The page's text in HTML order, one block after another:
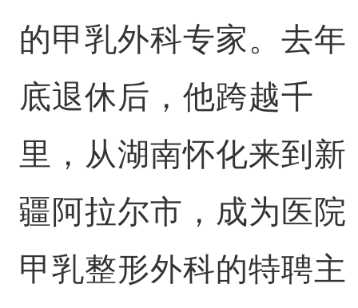
的甲乳外科专家。去年
底退休后，他跨越千
里，从湖南怀化来到新
疆阿拉尔市，成为医院
甲乳整形外科的特聘主